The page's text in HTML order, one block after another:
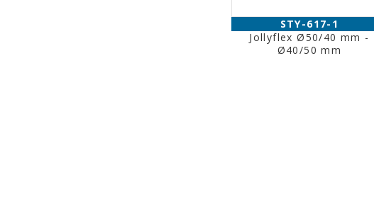
STY-617-1
Jollyflex Ø50/40 mm -
Ø40/50 mm